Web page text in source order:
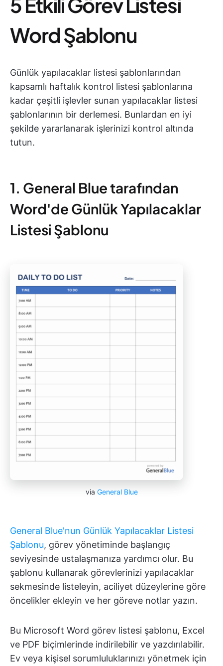
Word Şablonu
Günlük yapılacaklar listesi şablonlarından
kapsamlı haftalık kontrol listesi şablonlarına
kadar çeşitli işlevler sunan yapılacaklar listesi
şablonlarının bir derlemesi. Bunlardan en iyi
şekilde yararlanarak işlerinizi kontrol altında
tutun.
1. General Blue tarafından
Word'de Günlük Yapılacaklar
Listesi Şablonu
via General Blue
General Blue'nun Günlük Yapılacaklar Listesi
Şablonu, görev yönetiminde başlangıç
seviyesinde ustalaşmanıza yardımcı olur. Bu
şablonu kullanarak görevlerinizi yapılacaklar
sekmesinde listeleyin, aciliyet düzeylerine göre
öncelikler ekleyin ve her göreve notlar yazın.
Bu Microsoft Word görev listesi şablonu, Excel
ve PDF biçimlerinde indirilebilir ve yazdırılabilir.
Ev veya kişisel sorumluluklarınızı yönetmek için